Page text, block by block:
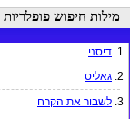
מילות חיפוש פופלריות
1. דיסני
2. גאליס
3. לשבור את הקרח